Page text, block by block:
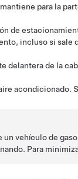
para la
de
incluso si sale
delantera de la
vehículo de
Para